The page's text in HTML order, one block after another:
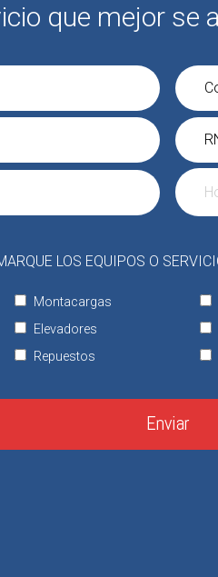
que mejor se
LOS EQUIPOS O
Montacargas
Elevadores
Repuestos
Enviar